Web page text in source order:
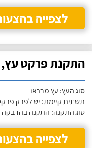
לצפייה
התקנת פרקט
סוג העץ: עץ מרבאו
תשתית קיימת: יש לפרק
סוג התקנה: התקנה בהדבקה
לצפייה